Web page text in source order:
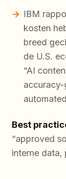
IBM
kosten
breed
de U.S.
“AI
Best
“approved
interne data,